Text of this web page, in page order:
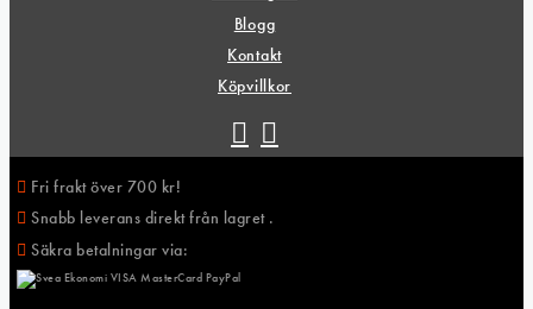
Blogg
Kontakt
Köpvillkor
Fri frakt över 700 kr!
Snabb leverans direkt från lagret .
Säkra betalningar via: